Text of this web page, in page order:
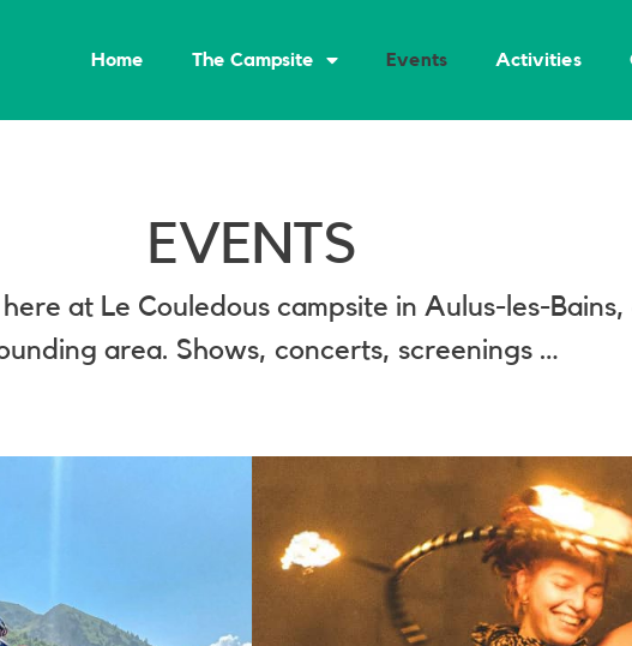
Home The Campsite Events Activities
EVENTS
at Le Couledous campsite in Aulus-les-
area. Shows, concerts, screenings …